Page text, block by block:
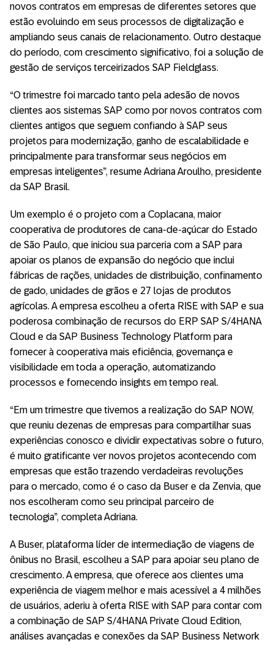
novos contratos em empresas de diferentes setores que
estão evoluindo em seus processos de digitalização e
ampliando seus canais de relacionamento. Outro destaque
do período, com crescimento significativo, foi a solução de
gestão de serviços terceirizados SAP Fieldglass.
“O trimestre foi marcado tanto pela adesão de novos
clientes aos sistemas SAP como por novos contratos com
clientes antigos que seguem confiando à SAP seus
projetos para modernização, ganho de escalabilidade e
principalmente para transformar seus negócios em
empresas inteligentes”, resume Adriana Aroulho, presidente
da SAP Brasil.
Um exemplo é o projeto com a Coplacana, maior
cooperativa de produtores de cana-de-açúcar do Estado
de São Paulo, que iniciou sua parceria com a SAP para
apoiar os planos de expansão do negócio que inclui
fábricas de rações, unidades de distribuição, confinamento
de gado, unidades de grãos e 27 lojas de produtos
agrícolas. A empresa escolheu a oferta RISE with SAP e sua
poderosa combinação de recursos do ERP SAP S/4HANA
Cloud e da SAP Business Technology Platform para
fornecer à cooperativa mais eficiência, governança e
visibilidade em toda a operação, automatizando
processos e fornecendo insights em tempo real.
“Em um trimestre que tivemos a realização do SAP NOW,
que reuniu dezenas de empresas para compartilhar suas
experiências conosco e dividir expectativas sobre o futuro,
é muito gratificante ver novos projetos acontecendo com
empresas que estão trazendo verdadeiras revoluções
para o mercado, como é o caso da Buser e da Zenvia, que
nos escolheram como seu principal parceiro de
tecnologia”, completa Adriana.
A Buser, plataforma líder de intermediação de viagens de
ônibus no Brasil, escolheu a SAP para apoiar seu plano de
crescimento. A empresa, que oferece aos clientes uma
experiência de viagem melhor e mais acessível a 4 milhões
de usuários, aderiu à oferta RISE with SAP para contar com
a combinação de SAP S/4HANA Private Cloud Edition,
análises avançadas e conexões da SAP Business Network